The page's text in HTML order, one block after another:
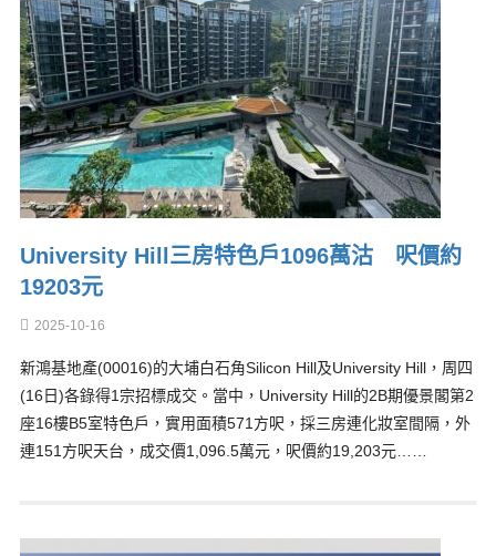
University Hill三房特色戶1096萬沽 呎價約
19203元
2025-10-16
新鴻基地產(00016)的大埔白石角Silicon Hill及University Hill，周四
(16日)各錄得1宗招標成交。當中，University Hill的2B期優景閣第2
座16樓B5室特色戶，實用面積571方呎，採三房連化妝室間隔，外
連151方呎天台，成交價1,096.5萬元，呎價約19,203元……